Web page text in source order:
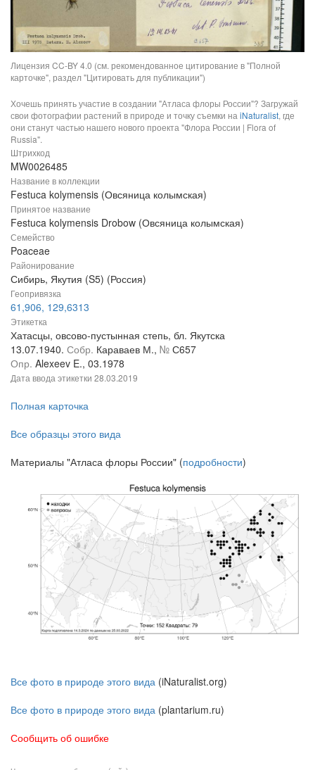
Лицензия CC-BY 4.0 (см. рекомендованное цитирование в "Полной
карточке", раздел "Цитировать для публикации")
Хочешь принять участие в создании "Атласа флоры России"? Загружай
свои фотографии растений в природе и точку съемки на iNaturalist, где
они станут частью нашего нового проекта "Флора России | Flora of
Russia".
Штрихкод
MW0026485
Название в коллекции
Festuca kolymensis (Овсяница колымская)
Принятое название
Festuca kolymensis Drobow (Овсяница колымская)
Семейство
Poaceae
Районирование
Сибирь, Якутия (S5) (Россия)
Геопривязка
61,906, 129,6313
Этикетка
Хатасцы, овсово-пустынная степь, бл. Якутска
13.07.1940. Собр. Караваев М., № С657
Опр. Alexeev E., 03.1978
Дата ввода этикетки 28.03.2019
Полная карточка
Все образцы этого вида
Материалы "Атласа флоры России" (подробности)
Все фото в природе этого вида (iNaturalist.org)
Все фото в природе этого вида (plantarium.ru)
Сообщить об ошибке